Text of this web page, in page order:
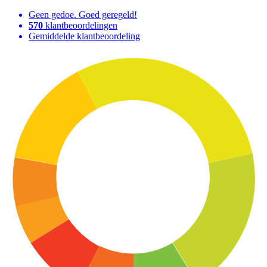
Geen gedoe. Goed geregeld!
570 klantbeoordelingen
Gemiddelde klantbeoordeling